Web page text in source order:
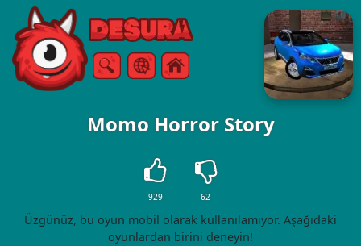
Free Online Games
AramaMenü
Momo Horror Story
929 62
Üzgünüz, bu oyun mobil olarak kullanılamıyor. Aşağıdaki
oyunlardan birini deneyin!